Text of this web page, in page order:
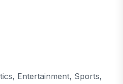
Entertainment, Sports,